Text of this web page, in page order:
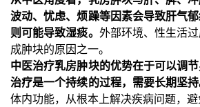
波动、忧虑、烦躁等因素会导致肝气
则可能导致湿痰。 外部环境、性生活
成肿块的原因之一。
中医治疗乳房肿块的优势在于可以调
治疗是一个持续的过程，需要长期坚持
体内功能，从根本上解决疾病问题，避